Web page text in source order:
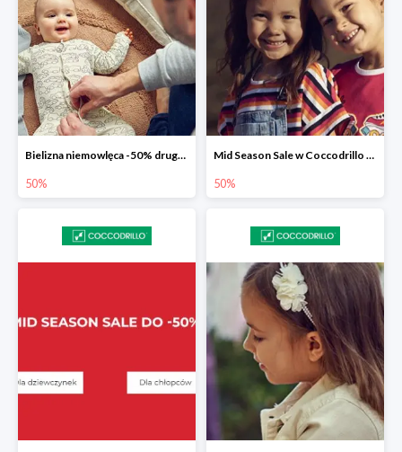
Bielizna niemowlęca -50% druga sztuka
50%
Mid Season Sale w Coccodrillo do -50%
50%